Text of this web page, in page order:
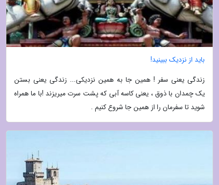
باید از نزدیک ببینید!
زندگی یعنی سفر ! همین جا به همین نزدیکی... زندگی یعنی بستن
یک چمدان با ذوق ، یعنی کاسه آبی که پشت سرت میریزند !با ما همراه
شوید تا سفرمان را از همین جا شروع کنیم .